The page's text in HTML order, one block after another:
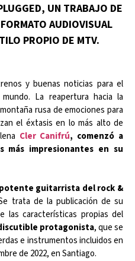
UN TRABAJO DE
AUDIOVISUAL
PROPIO DE MTV.
y buenas noticias para el
La reapertura hacia la
rusa de emociones para
el éxtasis en lo más alto de
Cler Canifrú, comenzó a
más impresionantes en su
guitarrista del rock &
trata de la publicación de su
las características propias del
protagonista, que se
e instrumentos incluidos en
de 2022, en Santiago.